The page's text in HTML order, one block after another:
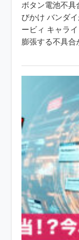
ボタン電池不
びかけ バンダ
ービィ キャラ
膨張する不具